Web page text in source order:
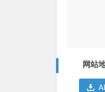
网站